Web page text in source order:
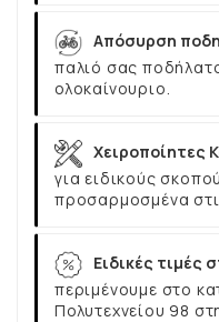
Απόσυρση
παλιό σας
ολοκαίνουριο.
Χειροποίητες
για ειδικούς
προσαρμοσμένα
Ειδικές τιμές
περιμένουμε στο
Πολυτεχνείου 98